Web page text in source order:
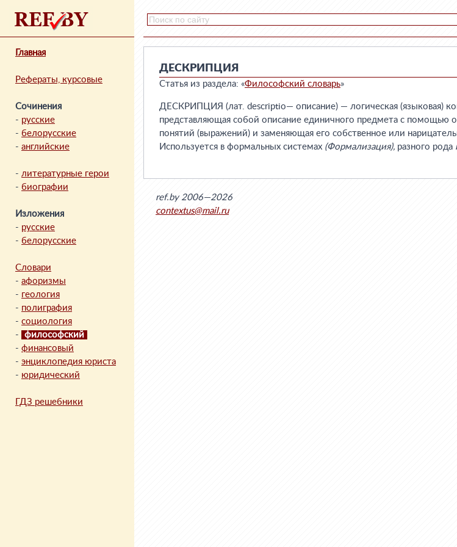
Главная
Рефераты, курсовые
Сочинения
- русские
- белорусские
- английские
- литературные герои
- биографии
Изложения
- русские
- белорусские
Словари
- афоризмы
- геология
- полиграфия
- социология
-
философский
- финансовый
- энциклопедия юриста
- юридический
ГДЗ решебники
ДЕСКРИПЦИЯ
Статья из раздела: «Философский словарь»
ДЕСКРИПЦИЯ (лат. descriptio— описание) — логическая (языковая)
представляющая собой описание единичного предмета с помощью
понятий (выражений) и заменяющая его собственное или
Используется в формальных системах (Формализация), разного рода
ref.by 2006—2026
contextus@mail.ru